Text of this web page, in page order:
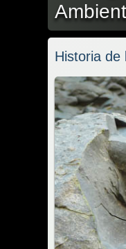
Historia de